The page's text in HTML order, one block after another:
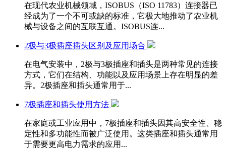
在现代农业机械领域，ISOBUS（ISO 11783）连接器已
经成为了一个不可或缺的标准，它极大地推动了农业机
械与设备之间的互联互通。ISOBUS连...
2极与3极插座插头区别及应用场合
在电气安装中，2极与3极插座和插头是两种常见的连接
方式，它们在结构、功能以及应用场景上存在明显的差
异。2极插座和插头通常用于...
7极插座和插头使用方法
在家庭或工业应用中，7极插座和插头因其高安全性、稳
定性和多功能性而被广泛使用。这类插座和插头通常用
于需要更高电力需求的应用...